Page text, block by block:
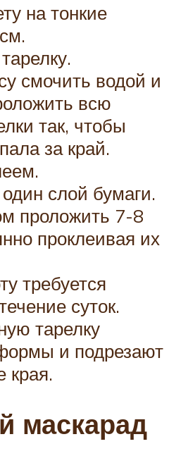
на тонкие
смочить водой и
всю
так, чтобы
за край.
слой бумаги.
проложить 7-8
проклеивая их
требуется
суток.
тарелку
и подрезают
края.
маскарад